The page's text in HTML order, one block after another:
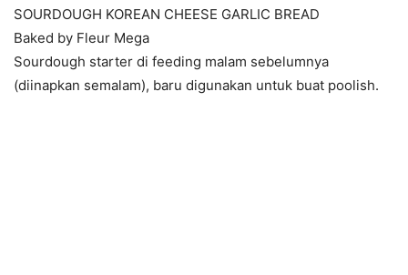
SOURDOUGH KOREAN CHEESE GARLIC BREAD
Baked by Fleur Mega
Sourdough starter di feeding malam sebelumnya
(diinapkan semalam), baru digunakan untuk buat poolish.